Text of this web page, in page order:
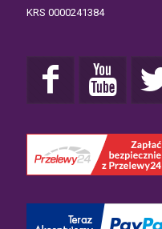
KRS 0000241384